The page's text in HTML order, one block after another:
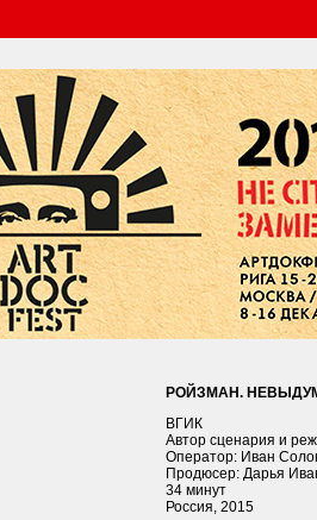
РОЙЗМАН.
ВГИК
Автор сценария и
Оператор: Иван
Продюсер: Дарья
34 минут
Россия, 2015